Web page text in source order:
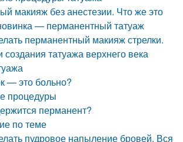
макияж без анестезии. Что же это
— перманентный татуаж
перманентный макияж стрелки.
создания татуажа верхнего века
— это больно?
процедуры
перманент?
по теме
пудровое напыление бровей. Вся